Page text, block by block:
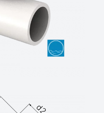
d …. /
Systems GmbH,
grau